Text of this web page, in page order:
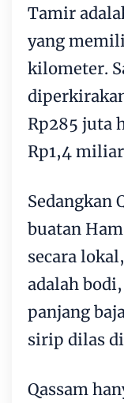
Tamir
yang
kilometer.
Rp285 juta
Rp1,4
Sedangkan
buatan
secara
adalah
panjang
sirip dilas
Qassam